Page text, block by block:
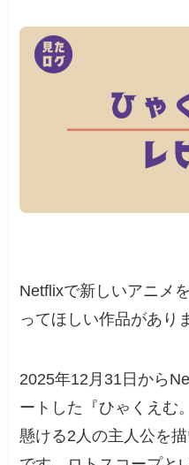
Netflixで新しいアニメ
ってほしい作品があり
2025年12月31日から
ートした『ひゃくえむ
懸ける2人の主人公を